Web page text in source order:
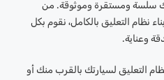
سلسة ومستقرة وموثوقة. من
نظام التعليق بالكامل، نقوم بكل
وعناية.
التعليق لسيارتك بالقرب منك أو